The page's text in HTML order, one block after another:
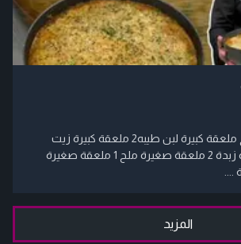
المقادير: 1 كيلو دجاج ملعقة كبيرة لبن طيبه2 ملعقة كبيرة زيت
زيتون 1 ملعقة كبيرة زبدة 2 ملعقة صغيرة ملح 1 ملعقة صغيرة
المزيد